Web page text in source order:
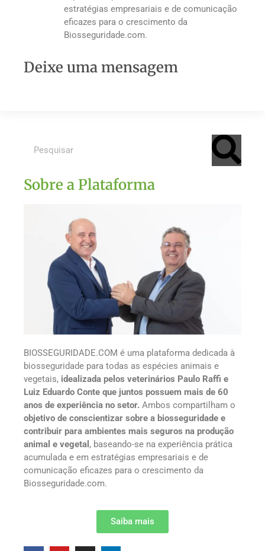
estratégias empresariais e de comunicação
eficazes para o crescimento da
Biosseguridade.com.
Deixe uma mensagem
Sobre a Plataforma
BIOSSEGURIDADE.COM é uma plataforma dedicada à
biosseguridade para todas as espécies animais e
vegetais, idealizada pelos veterinários Paulo Raffi e
Luiz Eduardo Conte que juntos possuem mais de 60
anos de experiência no setor. Ambos compartilham o
objetivo de conscientizar sobre a biosseguridade e
contribuir para ambientes mais seguros na produção
animal e vegetal , baseando-se na experiência prática
acumulada e em estratégias empresariais e de
comunicação eficazes para o crescimento da
Biosseguridade.com.
Saiba mais